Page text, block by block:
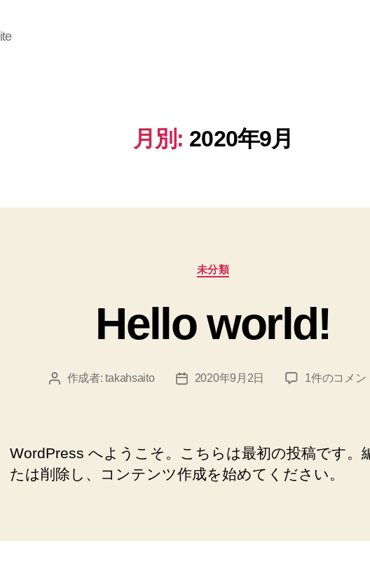
月別: 2020年9月
カ
テ
ー
未分類
Hello world!
投 作成者:takahsaito
投
2020年9月2日
Hello
1件のコメン
WordPress へようこそ。こちらは最初の投稿です。
たは削除し、コンテンツ作成を始めてください。